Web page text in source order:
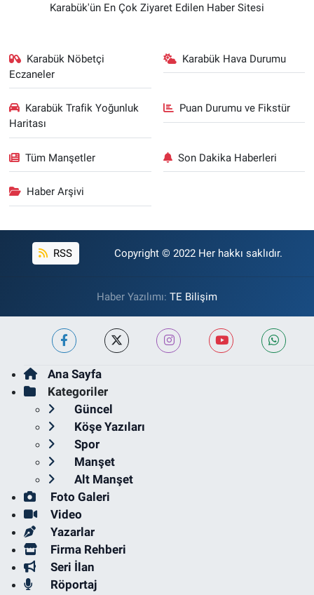
Karabük'ün En Çok Ziyaret Edilen Haber Sitesi
Karabük Nöbetçi
Eczaneler
Karabük Hava Durumu
Karabük Trafik Yoğunluk
Haritası
Puan Durumu ve Fikstür
Tüm Manşetler Son Dakika Haberleri
Haber Arşivi
RSS Copyright © 2022 Her hakkı saklıdır.
Haber Yazılımı: TE Bilişim
Ana Sayfa
Kategoriler
Güncel
Köşe Yazıları
Spor
Manşet
Alt Manşet
Foto Galeri
Video
Yazarlar
Firma Rehberi
Seri İlan
Röportaj